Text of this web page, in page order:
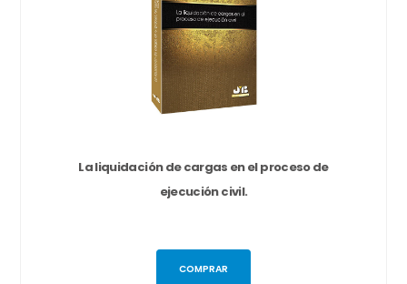
La liquidación de cargas en el proceso de
ejecución civil.
COMPRAR